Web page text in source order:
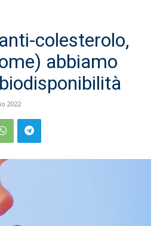
colesterolo,
abbiamo
2022